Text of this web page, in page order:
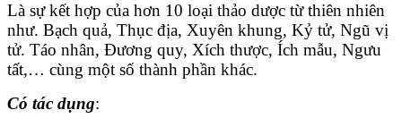
Là sự kết hợp của hơn 10 loại thảo dược từ thiên nhiên
như. Bạch quả, Thục địa, Xuyên khung, Kỷ tử, Ngũ vị
tử. Táo nhân, Đương quy, Xích thược, Ích mẫu, Ngưu
tất,… cùng một số thành phần khác.
Có tác dụng: